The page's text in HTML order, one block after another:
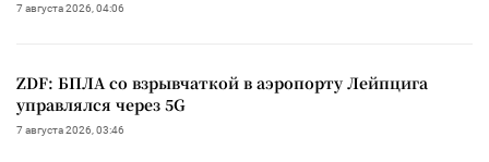
7 августа 2026, 04:06
ZDF: БПЛА со взрывчаткой в аэропорту Лейпцига
управлялся через 5G
7 августа 2026, 03:46